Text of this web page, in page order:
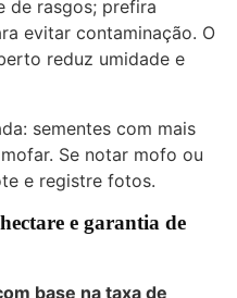
de rasgos; prefira
evitar contaminação. O
reduz umidade e
sementes com mais
Se notar mofo ou
e registre fotos.
e garantia de
base na taxa de